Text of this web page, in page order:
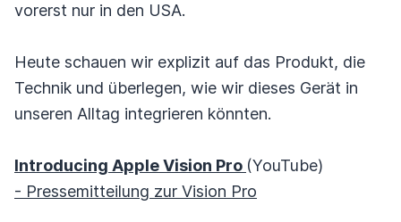
vorerst nur in den USA.
Heute schauen wir explizit auf das Produkt, die
Technik und überlegen, wie wir dieses Gerät in
unseren Alltag integrieren könnten.
Introducing Apple Vision Pro (YouTube)
- Pressemitteilung zur Vision Pro